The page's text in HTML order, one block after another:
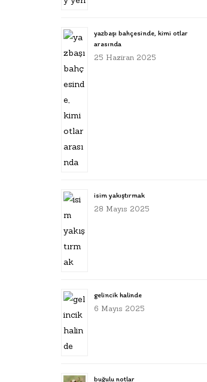
yazbaşı bahçesinde, kimi otlar
arasında
25 Haziran 2025
isim yakıştırmak
28 Mayıs 2025
gelincik halinde
6 Mayıs 2025
buğulu notlar